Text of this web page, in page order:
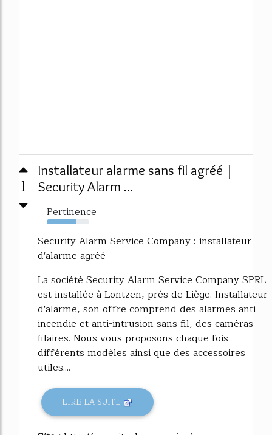
1
Installateur alarme sans fil agréé |
Security Alarm ...
Pertinence
69%
Security Alarm Service Company : installateur
d'alarme agréé
La société Security Alarm Service Company SPRL
est installée à Lontzen, près de Liège. Installateur
d'alarme, son offre comprend des alarmes anti-
incendie et anti-intrusion sans fil, des caméras
filaires. Nous vous proposons chaque fois
différents modèles ainsi que des accessoires
utiles....
LIRE LA SUITE